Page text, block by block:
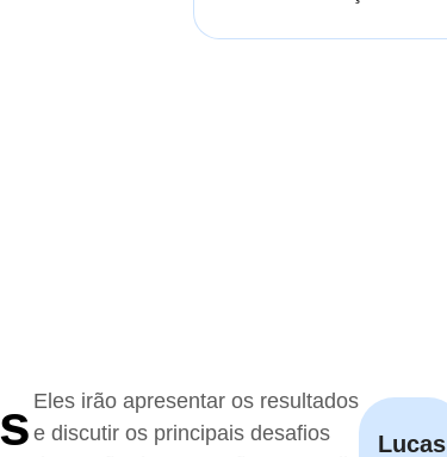
Eles irão apresentar os resultados
e discutir os principais desafios
Lucas